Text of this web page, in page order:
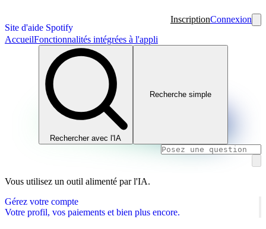
Site d'aide Spotify
InscriptionConnexion
AccueilFonctionnalités intégrées à l'appli
Rechercher avec l'IA
Recherche simple
Vous utilisez un outil alimenté par l'IA.
Gérez votre compte
Votre profil, vos paiements et bien plus encore.